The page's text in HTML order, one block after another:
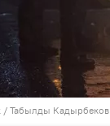
/ Табылды Кадырбеков